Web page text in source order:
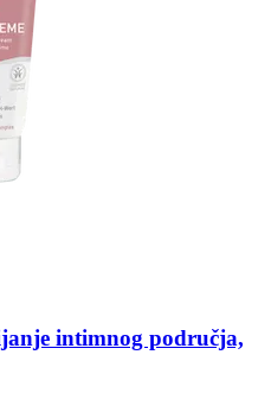
intimnog područja,